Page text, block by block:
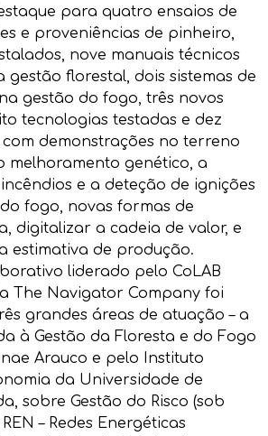
para quatro ensaios de
e proveniências de pinheiro,
nove manuais técnicos
florestal, dois sistemas de
gestão do fogo, três novos
tecnologias testadas e dez
demonstrações no terreno
melhoramento genético, a
e a deteção de ignições
fogo, novas formas de
digitalizar a cadeia de valor, e
estimativa de produção.
liderado pelo CoLAB
The Navigator Company foi
grandes áreas de atuação – a
à Gestão da Floresta e do Fogo
Arauco e pelo Instituto
da Universidade de
sobre Gestão do Risco (sob
– Redes Energéticas